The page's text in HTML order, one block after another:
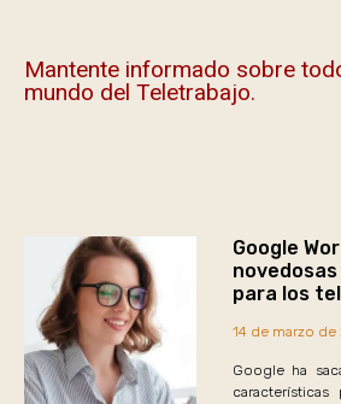
Mantente informado sobre
mundo del Teletrabajo.
Google
para los
14 de marzo de
Google ha
características